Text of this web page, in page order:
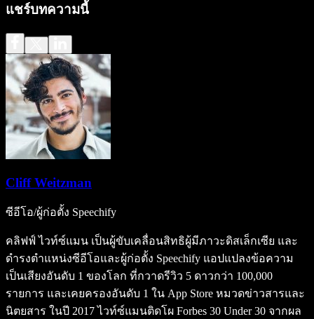
แชร์บทความนี้
Cliff Weitzman
ซีอีโอ/ผู้ก่อตั้ง Speechify
คลิฟฟ์ ไวท์ซ์แมน เป็นผู้ขับเคลื่อนสิทธิผู้มีภาวะดิสเล็กเซีย และ
ดำรงตำแหน่งซีอีโอและผู้ก่อตั้ง Speechify แอปแปลงข้อความ
เป็นเสียงอันดับ 1 ของโลก ที่กวาดรีวิว 5 ดาวกว่า 100,000
รายการ และเคยครองอันดับ 1 ใน App Store หมวดข่าวสารและ
นิตยสาร ในปี 2017 ไวท์ซ์แมนติดโผ Forbes 30 Under 30 จากผล